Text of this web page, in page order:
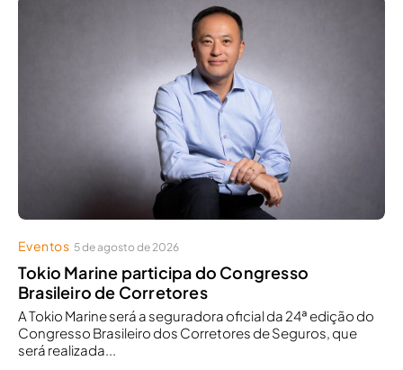
Eventos 5 de agosto de 2026
Tokio Marine participa do Congresso
Brasileiro de Corretores
A Tokio Marine será a seguradora oficial da 24ª edição do
Congresso Brasileiro dos Corretores de Seguros, que
será realizada...